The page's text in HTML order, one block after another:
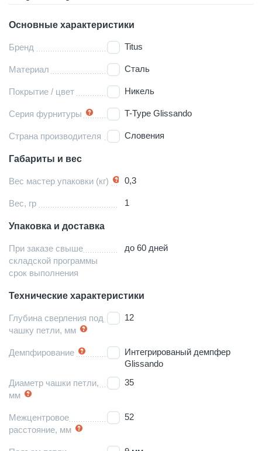
Основные характеристики
Бренд Titus
Материал Сталь
Покрытие / цвет Никель
Серия фурнитуры T-Type Glissando
Страна производителя Словения
Габариты и вес
Вес мастер упаковки (кг) 0,3
Вес, гр 1
Упаковка и доставка
При заказе свыше
складской программы
срок выполнения
до 60 дней
Технические характеристики
Глубина сверления под
чашку петли, мм
12
Демпфирование
Интегрированый демпфер
Glissando
Диаметр чашки петли,
мм
35
Межцентровое
расстояние, мм
52